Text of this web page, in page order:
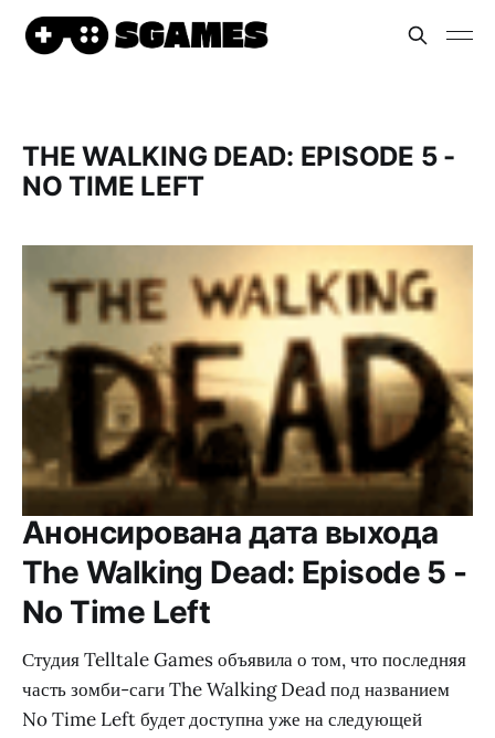
THE WALKING DEAD: EPISODE 5 -
NO TIME LEFT
Анонсирована дата выхода
The Walking Dead: Episode 5 -
No Time Left
Студия Telltale Games объявила о том, что последняя
часть зомби-саги The Walking Dead под названием
No Time Left будет доступна уже на следующей